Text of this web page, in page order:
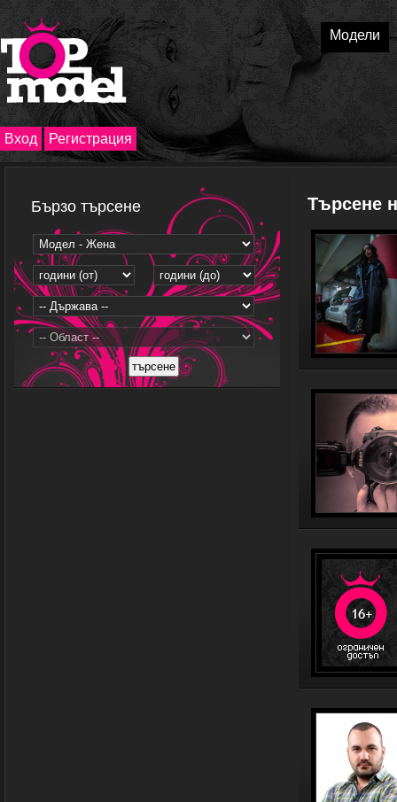
Модели
Вход Регистрация
Бързо търсене Търсене